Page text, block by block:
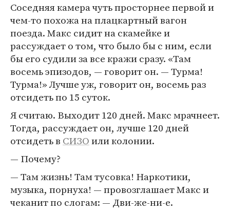
Соседняя камера чуть просторнее первой и
чем-то похожа на плацкартный вагон
поезда. Макс сидит на скамейке и
рассуждает о том, что было бы с ним, если
бы его судили за все кражи сразу. «Там
восемь эпизодов, — говорит он. — Турма!
Турма!» Лучше уж, говорит он, восемь раз
отсидеть по 15 суток.
Я считаю. Выходит 120 дней. Макс мрачнеет.
Тогда, рассуждает он, лучше 120 дней
отсидеть в СИЗОили колонии.
— Почему?
— Там жизнь! Там тусовка! Наркотики,
музыка, порнуха! — провозглашает Макс и
чеканит по слогам: — Дви-же-ни-е.